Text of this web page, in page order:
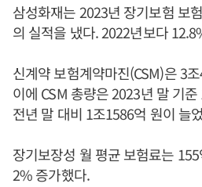
삼성화재는 2023년 장기보험 보
의 실적을 냈다. 2022년보다
신계약 보험계약마진(CSM)은 3
이에 CSM 총량은 2023년 말 기
전년 말 대비 1조1586억 원이 늘
장기보장성 월 평균 보험료는
2% 증가했다.